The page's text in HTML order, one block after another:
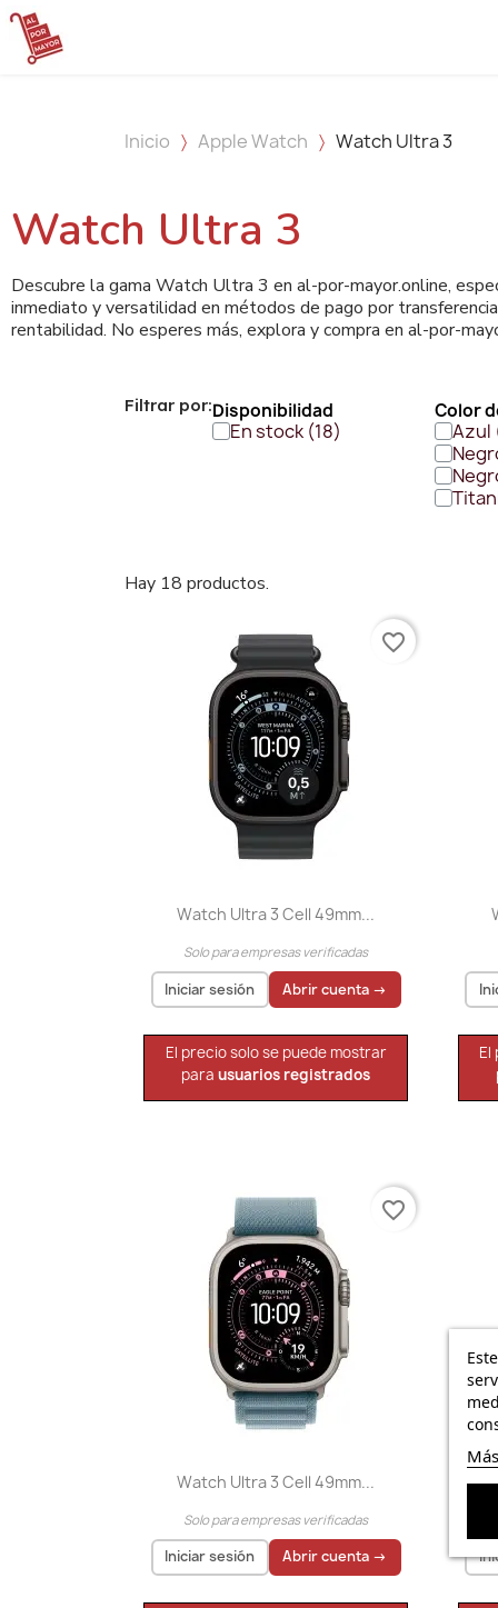
Inicio Apple Watch Watch Ultra 3
Watch Ultra 3
Descubre la gama Watch Ultra 3 en al-por-mayor.online,
inmediato y versatilidad en métodos de pago por
rentabilidad. No esperes más, explora y compra en al-por-
Filtrar por:Disponibilidad
En stock
Color
Azul
Hay 18 productos.
 Vista rápida
Watch Ultra 3 Cell 49mm...
Solo para empresas verificadas
Iniciar sesión Abrir cuenta →
El precio solo se puede mostrar
parausuarios registrados
favorite_border
El
 Vista rápida
Watch Ultra 3 Cell 49mm...
Solo para empresas verificadas
Iniciar sesión Abrir cuenta →
favorite_border